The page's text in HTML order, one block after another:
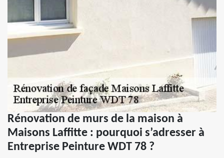
Rénovation de murs de la maison à
Maisons Laffitte : pourquoi s’adresser à
Entreprise Peinture WDT 78 ?